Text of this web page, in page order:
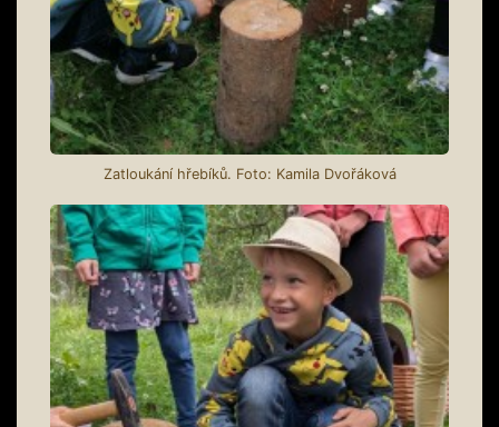
Zatloukání hřebíků. Foto: Kamila Dvořáková